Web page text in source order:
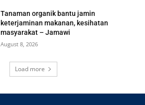
Tanaman organik bantu jamin
keterjaminan makanan, kesihatan
masyarakat – Jamawi
August 8, 2026
Load more